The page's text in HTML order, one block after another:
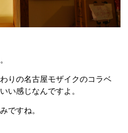
りの名古屋モザイクのコラベ
い感じなんですよ。
ですね。